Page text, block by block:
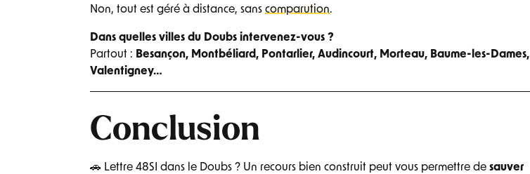
Non, tout est géré à distance, sans comparution.
Dans quelles villes du Doubs intervenez-vous ?
Partout : Besançon, Montbéliard, Pontarlier, Audincourt, Morteau, Baume-les-Dames,
Valentigney…
Conclusion
🚗 Lettre 48SI dans le Doubs ? Un recours bien construit peut vous permettre de sauver